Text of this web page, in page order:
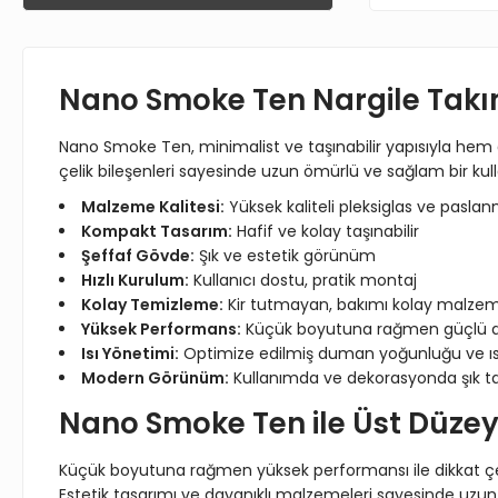
Nano Smoke Ten Nargile
Nano Smoke Ten, minimalist ve taşınabilir yapısıyla
çelik bileşenleri sayesinde uzun ömürlü ve sağlam bir
Malzeme Kalitesi: Yüksek kaliteli pleksiglas ve
Kompakt Tasarım: Hafif ve kolay taşınabilir
Şeffaf Gövde: Şık ve estetik görünüm
Hızlı Kurulum: Kullanıcı dostu, pratik montaj
Kolay Temizleme: Kir tutmayan, bakımı kolay
Yüksek Performans: Küçük boyutuna rağmen güçlü
Isı Yönetimi: Optimize edilmiş duman yoğunluğu ve
Modern Görünüm: Kullanımda ve dekorasyonda şık
Nano Smoke Ten ile Üst
Küçük boyutuna rağmen yüksek performansı ile dikkat